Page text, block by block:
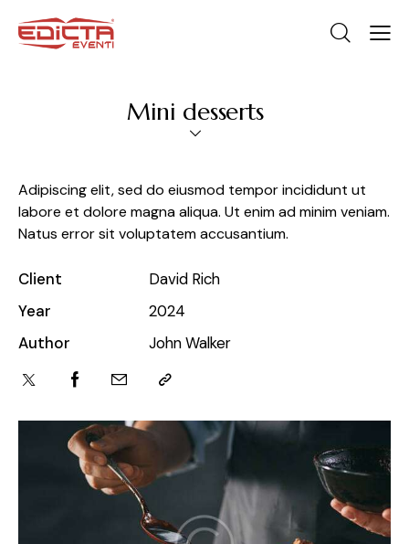
Mini desserts
Adipiscing elit, sed do eiusmod tempor incididunt ut
labore et dolore magna aliqua. Ut enim ad minim veniam.
Natus error sit voluptatem accusantium.
Client
David Rich
Year
2024
Author
John Walker